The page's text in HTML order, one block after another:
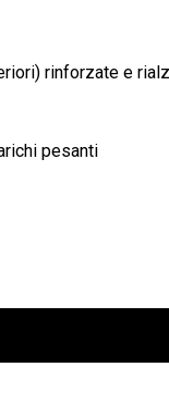
rinforzate e
pesanti